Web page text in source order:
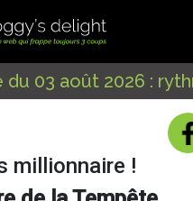
du 03 août 2026 :
millionnaire !